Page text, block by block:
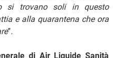
si trovano soli in questo
e alla quarantena che ora
”.
di Air Liquide Sanità